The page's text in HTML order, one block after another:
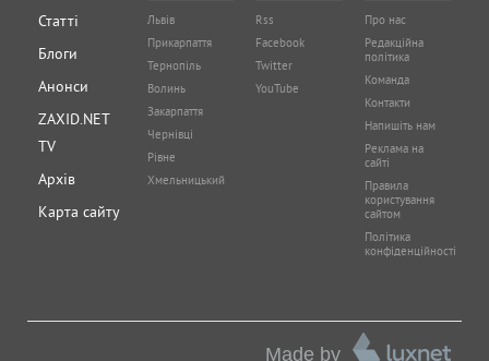
Статті
Блоги
Анонси
ZAXID.NET
TV
Архів
Карта сайту
Львів
Прикарпаття
Тернопіль
Волинь
Закарпаття
Чернівці
Рівне
Хмельницький
Rss
Facebook
Twitter
YouTube
Про нас
Редакційна
політика
Команда
Контакти
Напишіть нам
Реклама на
сайті
Правила
користування
сайтом
Політика
конфіденційності
Made by